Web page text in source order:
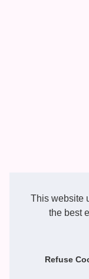
This website
the best
Refuse